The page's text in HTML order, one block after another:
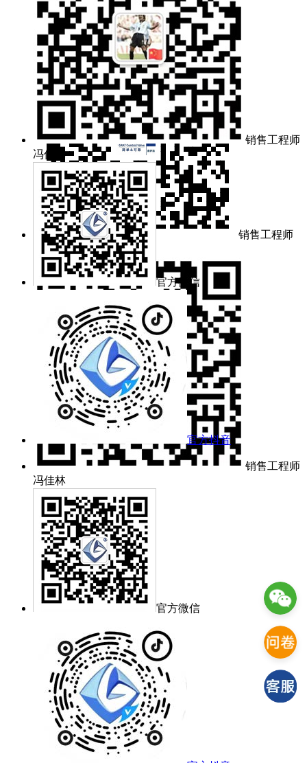
销售工程师
冯佳林
官方微信
官方抖音
武汉新城葛店光谷联合科技城
销售工程师
余梦洁
销售工程师
冯佳林
官方微信